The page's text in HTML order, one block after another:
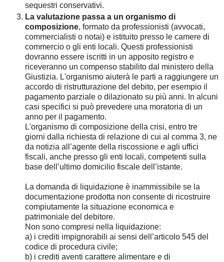
sequestri conservativi.
La valutazione passa a un organismo di
composizione, formato da professionisti (avvocati,
commercialisti o notai) e istituito presso le camere di
commercio o gli enti locali. Questi professionisti
dovranno essere iscritti in un apposito registro e
riceveranno un compenso stabilito dal ministero della
Giustizia. L'organismo aiuterà le parti a raggiungere un
accordo di ristrutturazione del debito, per esempio il
pagamento parziale o dilazionato su più anni. In alcuni
casi specifici si può prevedere una moratoria di un
anno per il pagamento.
L'organismo di composizione della crisi, entro tre
giorni dalla richiesta di relazione di cui al comma 3, ne
da notizia all’agente della riscossione e agli uffici
fiscali, anche presso gli enti locali, competenti sulla
base dell’ultimo domicilio fiscale dell’istante.
La domanda di liquidazione è inammissibile se la
documentazione prodotta non consente di ricostruire
compiutamente la situazione economica e
patrimoniale del debitore.
Non sono compresi nella liquidazione:
a) i crediti impignorabili ai sensi dell’articolo 545 del
codice di procedura civile;
b) i crediti aventi carattere alimentare e di